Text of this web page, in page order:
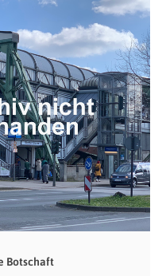
Botschaft